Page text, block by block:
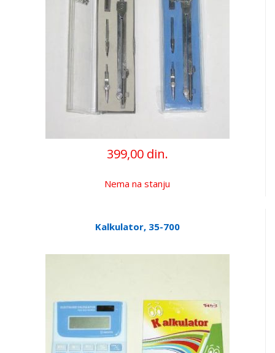
399,00 din.
Nema na stanju
Kalkulator, 35-700